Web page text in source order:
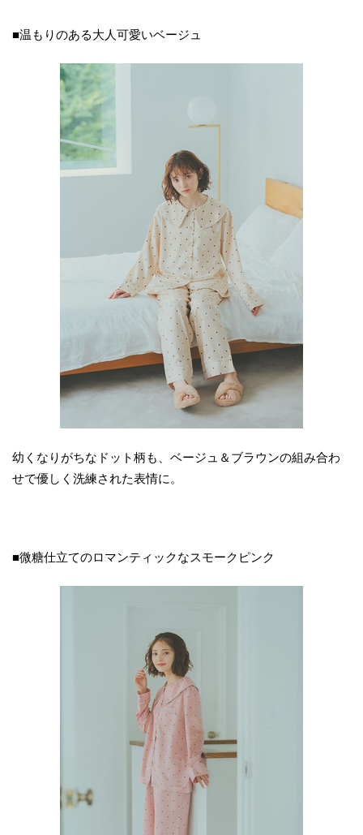
■温もりのある大人可愛いベージュ
幼くなりがちなドット柄も、ベージュ＆ブラウンの組み合わ
せで優しく洗練された表情に。
■微糖仕立てのロマンティックなスモークピンク